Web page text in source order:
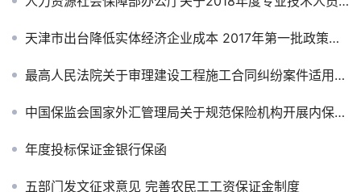
天津市出台降低实体经济企业成本 2017年第一批政策措施
最高人民法院关于审理建设工程施工合同纠纷案件适用法律问题的解释（二）
中国保监会国家外汇管理局关于规范保险机构开展内保外贷业务有关事项的通知
年度投标保证金银行保函
五部门发文征求意见 完善农民工工资保证金制度